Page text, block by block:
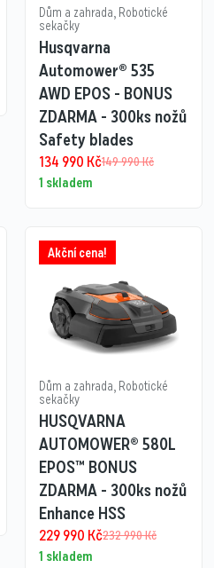
Dům a zahrada, Robotické
sekačky
Husqvarna
Automower® 535
AWD EPOS - BONUS
ZDARMA - 300ks nožů
Safety blades
149 990Kč
134 990 Kč
1 skladem
Akční cena!
Dům a zahrada, Robotické
sekačky
HUSQVARNA
AUTOMOWER® 580L
EPOS™ BONUS
ZDARMA - 300ks nožů
Enhance HSS
232 990Kč
229 990 Kč
1 skladem